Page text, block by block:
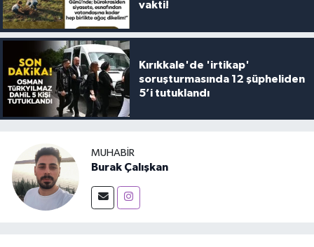
vakti!
Kırıkkale'de 'irtikap'
soruşturmasında 12 şüpheliden
5’i tutuklandı
MUHABIR
Burak Çalışkan